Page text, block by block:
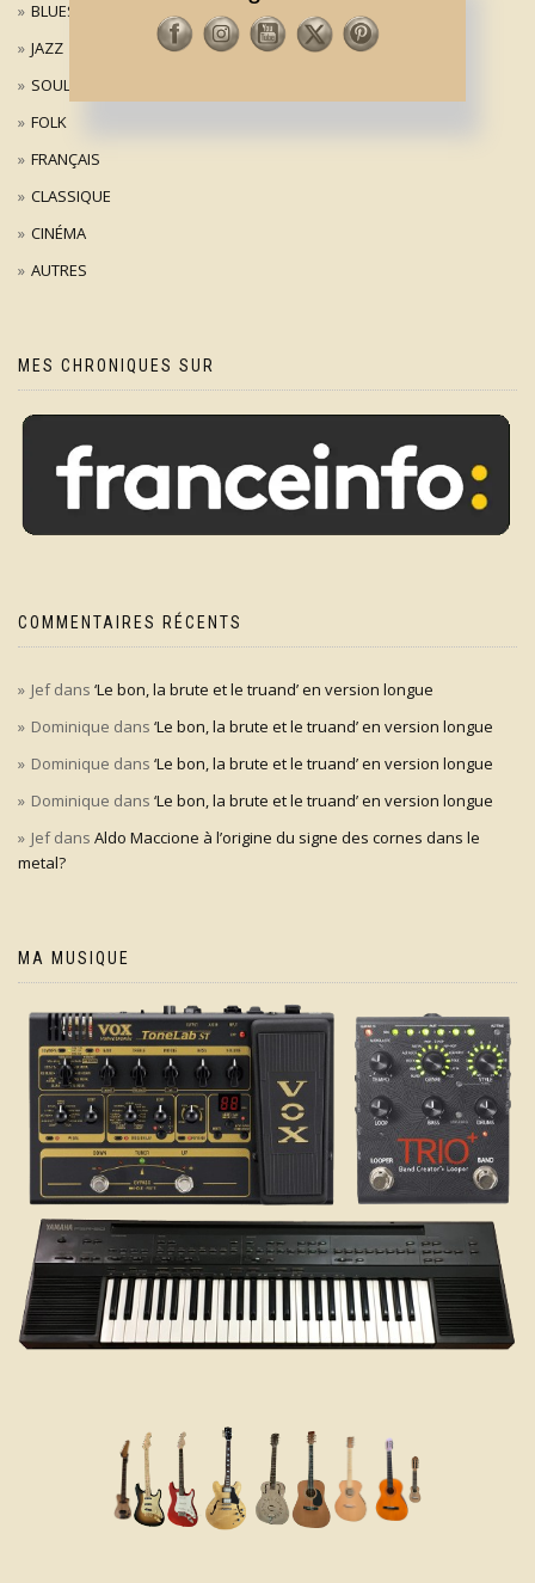
BLUES
JAZZ
SOUL
FOLK
FRANÇAIS
CLASSIQUE
CINÉMA
AUTRES
MES CHRONIQUES SUR
COMMENTAIRES RÉCENTS
Jefdans ‘Le bon, la brute et le truand’ en version longue
Dominique dans ‘Le bon, la brute et le truand’ en version longue
Dominique dans ‘Le bon, la brute et le truand’ en version longue
Dominique dans ‘Le bon, la brute et le truand’ en version longue
Jefdans Aldo Maccione à l’origine du signe des cornes dans le
metal?
MA MUSIQUE